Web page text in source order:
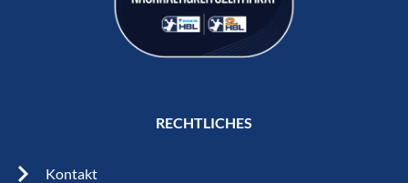
RECHTLICHES
Kontakt